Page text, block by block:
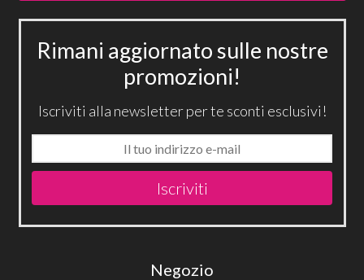
Rimani aggiornato sulle nostre
promozioni!
Iscriviti alla newsletter per te sconti esclusivi!
Iscriviti
Negozio